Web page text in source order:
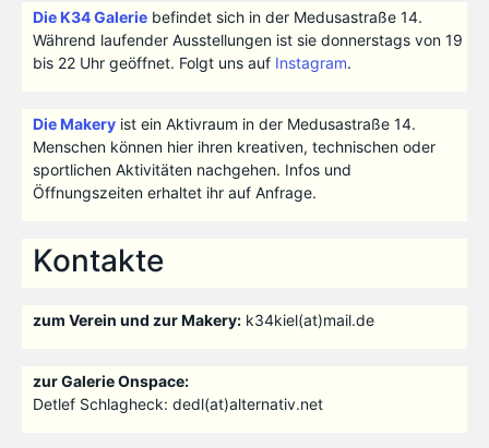
Die K34 Galeriebefindet sich in der Medusastraße 14.
Während laufender Ausstellungen ist sie donnerstags von 19
bis 22 Uhr geöffnet. Folgt uns auf Instagram.
Die Makeryist ein Aktivraum in der Medusastraße 14.
Menschen können hier ihren kreativen, technischen oder
sportlichen Aktivitäten nachgehen. Infos und
Öffnungszeiten erhaltet ihr auf Anfrage.
Kontakte
zum Verein und zur Makery:k34kiel(at)mail.de
zur Galerie Onspace:
Detlef Schlagheck: dedl(at)alternativ.net